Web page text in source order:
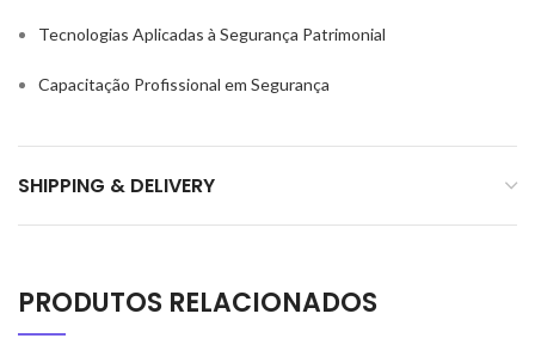
Tecnologias Aplicadas à Segurança Patrimonial
Capacitação Profissional em Segurança
SHIPPING & DELIVERY
PRODUTOS RELACIONADOS